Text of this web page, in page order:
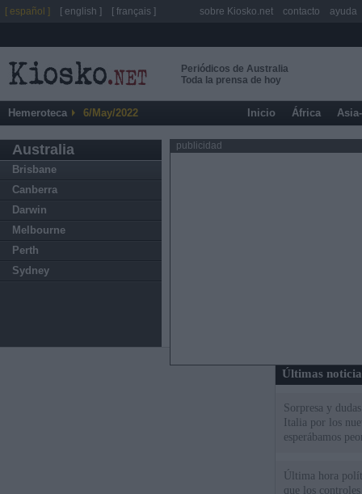
Periódicos de Australia
Toda la prensa de hoy
Hemeroteca 6/May/2022 Inicio África
Australia
Brisbane
Canberra
Darwin
Melbourne
Perth
Sydney
publicidad
Últimas
Sorpresa y
Italia por los
esperábamos
Última hora
que los
[ español ] [ english ] [ français ] sobre Kiosko.net contacto ayuda